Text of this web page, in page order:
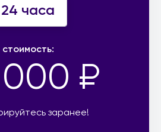
24 часа
стоимость:
000 ₽
заранее!